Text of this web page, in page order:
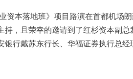
资本落地班》项目路演在首都机场
，且荣幸的邀请到了红杉资本副
行戴苏东行长、华福证券执行总